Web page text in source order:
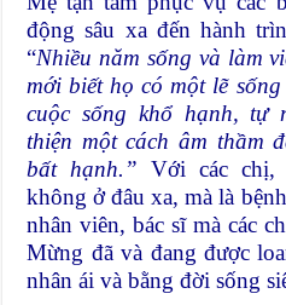
động sâu xa đến hành
“Nhiều năm sống và làm
mới biết họ có một lẽ
cuộc sống khổ hạnh, tự
thiện một cách âm thầm
bất hạnh.” Với các chị,
không ở đâu xa, mà là
nhân viên, bác sĩ mà các
Mừng đã và đang được
nhân ái và bằng đời sống